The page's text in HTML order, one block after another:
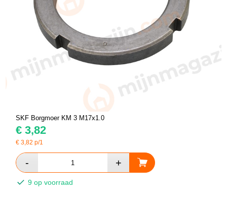
SKF Borgmoer KM 3 M17x1.0
€ 3,82
€3,82 p/1
9 op voorraad